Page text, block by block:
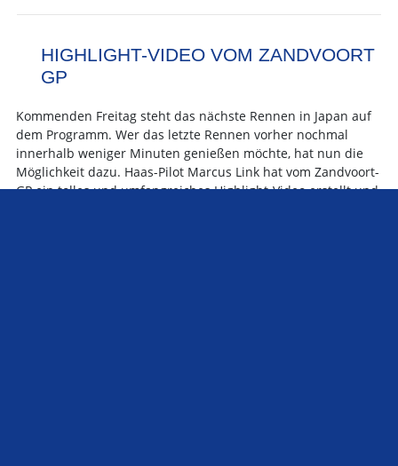
HIGHLIGHT-VIDEO VOM ZANDVOORT
GP
Kommenden Freitag steht das nächste Rennen in Japan auf
dem Programm. Wer das letzte Rennen vorher nochmal
innerhalb weniger Minuten genießen möchte, hat nun die
Möglichkeit dazu. Haas-Pilot Marcus Link hat vom Zandvoort-
GP ein tolles und umfangreiches Highlight-Video erstellt und